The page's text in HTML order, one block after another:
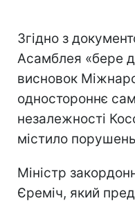
Згідно з
Асамблея «бере
висновок
одностороннє
незалежності
містило
Міністр
Єреміч, який